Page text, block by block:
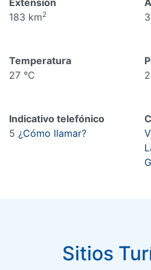
183 km2
Temperatura
27 °C
Indicativo telefónico
5 ¿Cómo llamar?
Sitios